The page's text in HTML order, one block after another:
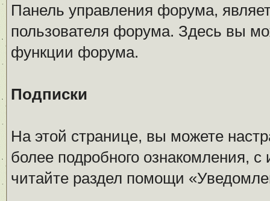
Панель управления форума,
пользователя форума. Здесь вы
функции форума.
Подписки
На этой странице, вы можете
более подробного ознакомления,
читайте раздел помощи